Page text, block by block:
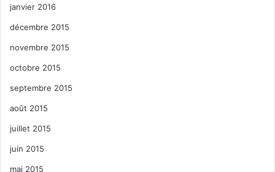
janvier 2016
décembre 2015
novembre 2015
octobre 2015
septembre 2015
août 2015
juillet 2015
juin 2015
mai 2015